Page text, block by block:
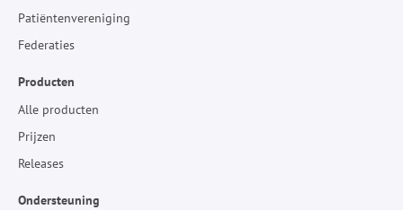
Patiëntenvereniging
Federaties
Producten
Alle producten
Prijzen
Releases
Ondersteuning